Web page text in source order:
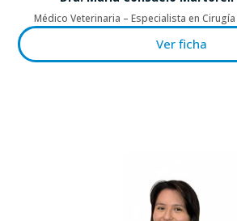
Médico Veterinaria – Especialista en
Ver ficha